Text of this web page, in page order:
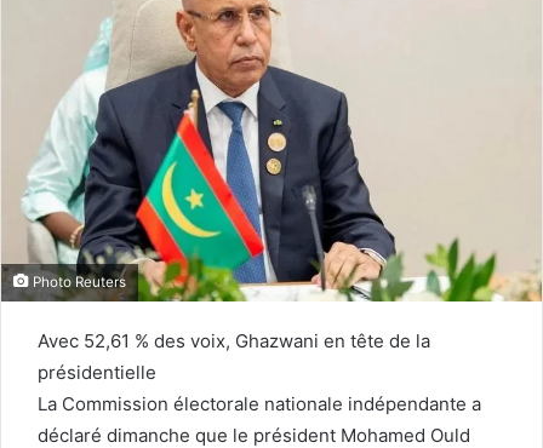
Photo Reuters
Avec 52,61 % des voix, Ghazwani en tête de la
présidentielle
La Commission électorale nationale indépendante a
déclaré dimanche que le président Mohamed Ould